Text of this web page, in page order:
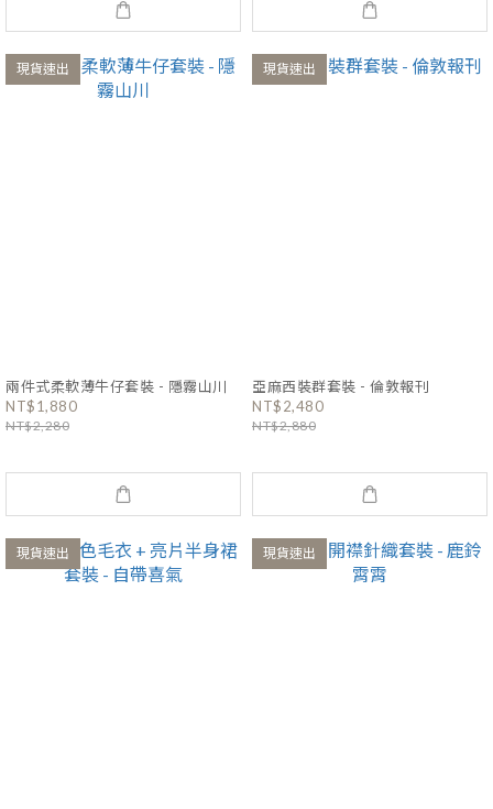
現貨速出
兩件式柔軟薄牛仔套裝 - 隱霧山川
NT$1,880
NT$2,280
現貨速出
亞麻西裝群套裝 - 倫敦報刊
NT$2,480
NT$2,880
現貨速出 現貨速出